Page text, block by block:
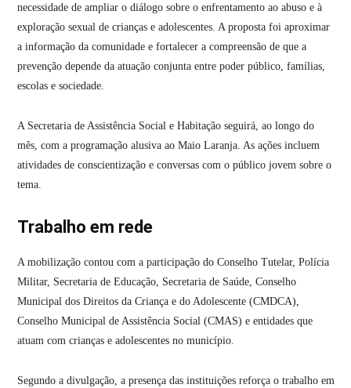
necessidade de ampliar o diálogo sobre o enfrentamento ao abuso e à
exploração sexual de crianças e adolescentes. A proposta foi aproximar
a informação da comunidade e fortalecer a compreensão de que a
prevenção depende da atuação conjunta entre poder público, famílias,
escolas e sociedade.
A Secretaria de Assistência Social e Habitação seguirá, ao longo do
mês, com a programação alusiva ao Maio Laranja. As ações incluem
atividades de conscientização e conversas com o público jovem sobre o
tema.
Trabalho em rede
A mobilização contou com a participação do Conselho Tutelar, Polícia
Militar, Secretaria de Educação, Secretaria de Saúde, Conselho
Municipal dos Direitos da Criança e do Adolescente (CMDCA),
Conselho Municipal de Assistência Social (CMAS) e entidades que
atuam com crianças e adolescentes no município.
Segundo a divulgação, a presença das instituições reforça o trabalho em